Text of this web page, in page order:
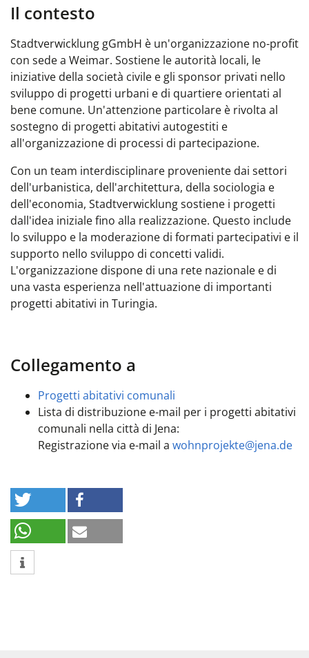
Il contesto
Stadtverwicklung gGmbH è un'organizzazione no-profit
con sede a Weimar. Sostiene le autorità locali, le
iniziative della società civile e gli sponsor privati nello
sviluppo di progetti urbani e di quartiere orientati al
bene comune. Un'attenzione particolare è rivolta al
sostegno di progetti abitativi autogestiti e
all'organizzazione di processi di partecipazione.
Con un team interdisciplinare proveniente dai settori
dell'urbanistica, dell'architettura, della sociologia e
dell'economia, Stadtverwicklung sostiene i progetti
dall'idea iniziale fino alla realizzazione. Questo include
lo sviluppo e la moderazione di formati partecipativi e il
supporto nello sviluppo di concetti validi.
L'organizzazione dispone di una rete nazionale e di
una vasta esperienza nell'attuazione di importanti
progetti abitativi in Turingia.
Collegamento a
Progetti abitativi comunali
Lista di distribuzione e-mail per i progetti abitativi
comunali nella città di Jena:
Registrazione via e-mail a wohnprojekte@jena.de